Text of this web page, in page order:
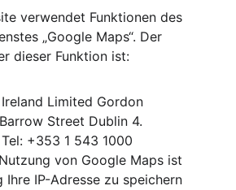
verwendet Funktionen des
„Google Maps“. Der
dieser Funktion ist:
Limited Gordon
Street Dublin 4.
+353 1 543 1000
von Google Maps ist
Ihre IP-Adresse zu speichern